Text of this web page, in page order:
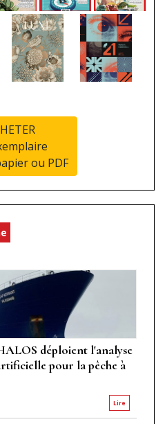
ou PDF
déploient l'analyse
pour la pêche à
Lire